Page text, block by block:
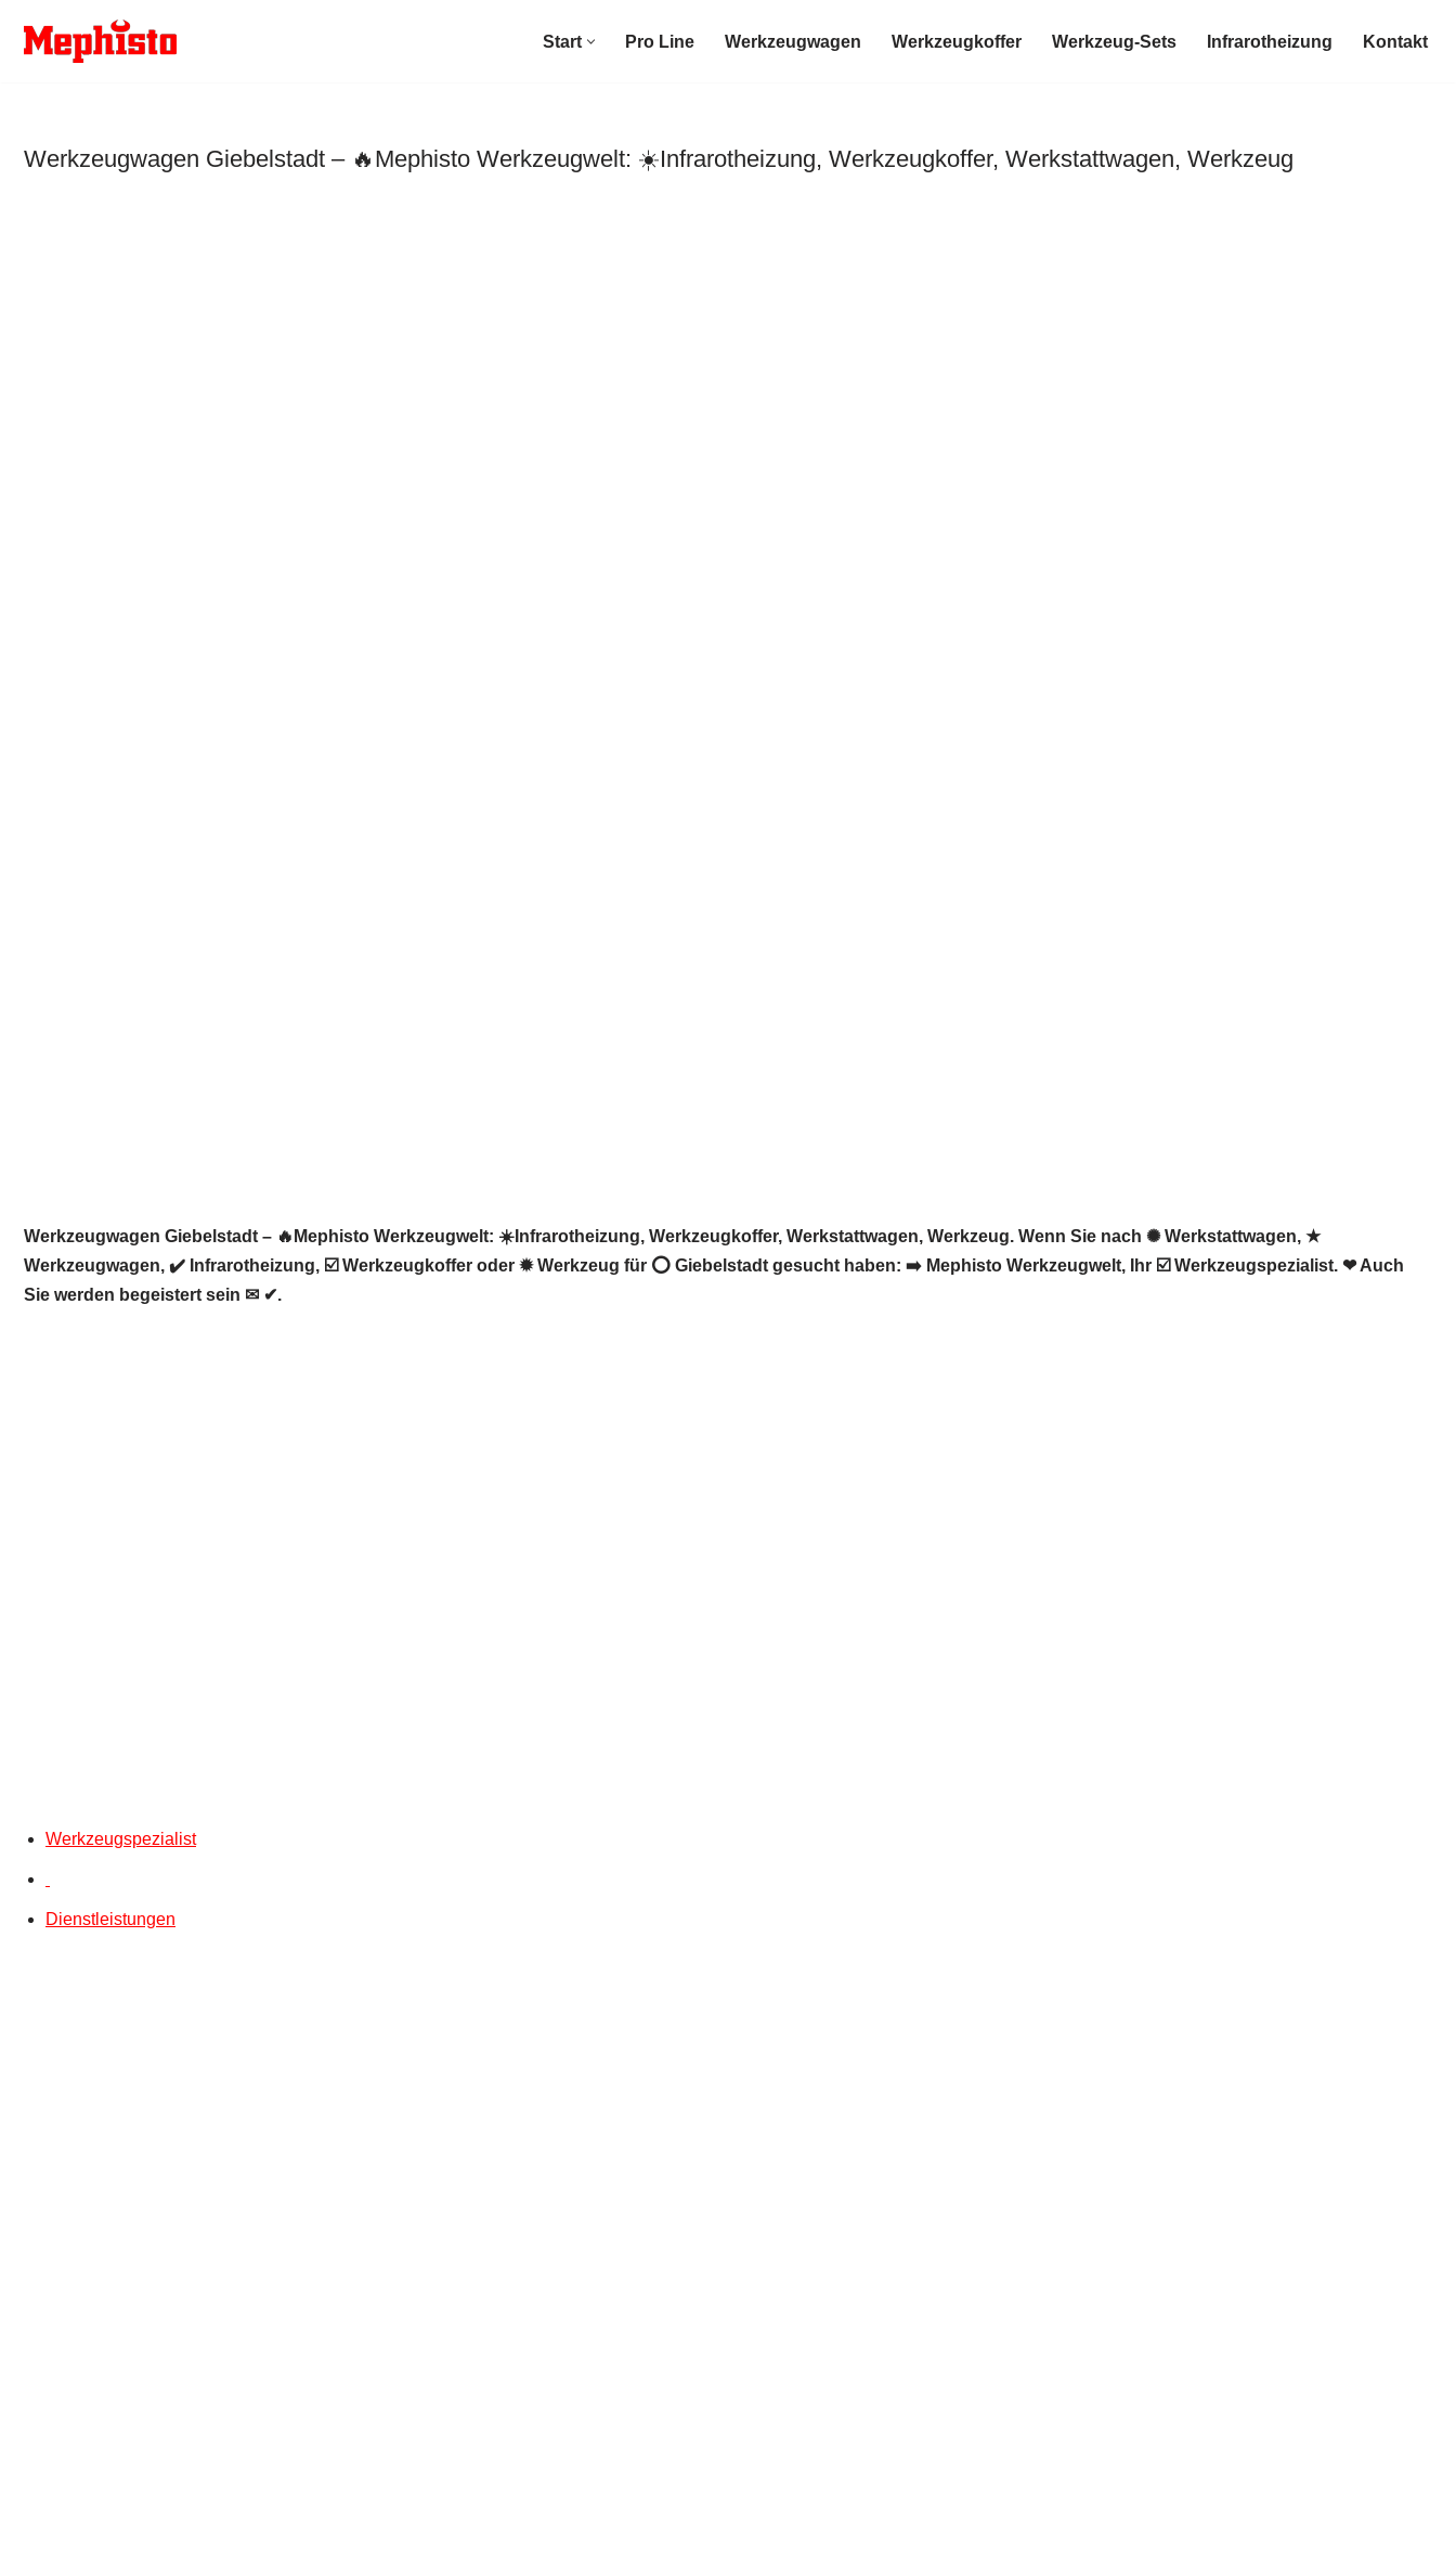
Zum
Start Pro Line Werkzeugwagen Werkzeugkoffer Werkzeug-Sets Infrarotheizung Kontakt
Werkzeugwagen Giebelstadt – 🔥Mephisto Werkzeugwelt: ☀️Infrarotheizung, Werkzeugkoffer, Werkstattwagen, Werkzeug
Werkzeugwagen Giebelstadt – 🔥Mephisto Werkzeugwelt: ☀️Infrarotheizung, Werkzeugkoffer, Werkstattwagen, Werkzeug. Wenn Sie nach ✺ Werkstattwagen, ★
Werkzeugwagen, ✔️ Infrarotheizung, ☑️ Werkzeugkoffer oder ✹ Werkzeug für ⭕ Giebelstadt gesucht haben: ➡️ Mephisto Werkzeugwelt, Ihr ☑️ Werkzeugspezialist. ❤ Auch
Sie werden begeistert sein ✉ ✔.
Werkzeugspezialist
Dienstleistungen